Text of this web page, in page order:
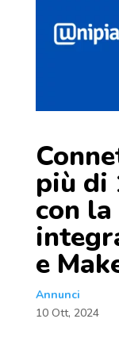
più di
con
e
Annunci
10 Ott, 2024